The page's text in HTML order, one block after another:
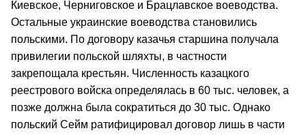
Киевское, Черниговское и Брацлавское воеводства.
Остальные украинские воеводства становились
польскими. По договору казачья старшина получала
привилегии польской шляхты, в частности
закрепощала крестьян. Численность казацкого
реестрового войска определялась в 60 тыс. человек, а
позже должна была сократиться до 30 тыс. Однако
польский Сейм ратифицировал договор лишь в части